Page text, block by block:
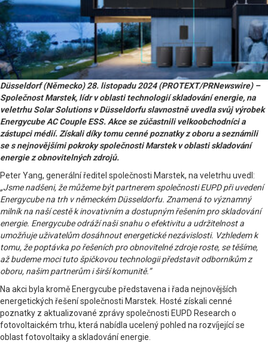
Düsseldorf (Německo) 28. listopadu 2024 (PROTEXT/PRNewswire) –
Společnost Marstek, lídr v oblasti technologií skladování energie, na
veletrhu Solar Solutions v Düsseldorfu slavnostně uvedla svůj výrobek
Energycube AC Couple ESS. Akce se zúčastnili velkoobchodníci a
zástupci médií. Získali díky tomu cenné poznatky z oboru a seznámili
se s nejnovějšími pokroky společnosti Marstek v oblasti skladování
energie z obnovitelných zdrojů.
Peter Yang, generální ředitel společnosti Marstek, na veletrhu uvedl:
„Jsme nadšeni, že můžeme být partnerem společnosti EUPD při uvedení
Energycube na trh v německém Düsseldorfu. Znamená to významný
milník na naší cestě k inovativním a dostupným řešením pro skladování
energie. Energycube odráží naši snahu o efektivitu a udržitelnost a
umožňuje uživatelům dosáhnout energetické nezávislosti. Vzhledem k
tomu, že poptávka po řešeních pro obnovitelné zdroje roste, se těšíme,
až budeme moci tuto špičkovou technologii představit odborníkům z
oboru, našim partnerům i širší komunitě.”
Na akci byla kromě Energycube představena i řada nejnovějších
energetických řešení společnosti Marstek. Hosté získali cenné
poznatky z aktualizované zprávy společnosti EUPD Research o
fotovoltaickém trhu, která nabídla ucelený pohled na rozvíjející se
oblast fotovoltaiky a skladování energie.